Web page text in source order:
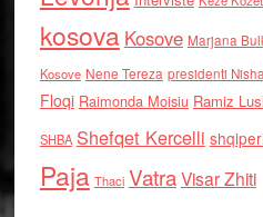
kosova Kosove Marjana
Kosove Nene Tereza presidenti
Floqi Raimonda Moisiu Ramiz
SHBA Shefqet Kercelli
Paja Thaci VatraVisar Zhiti